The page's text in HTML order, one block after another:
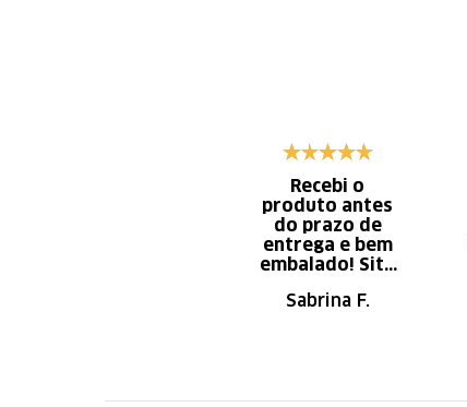
Recebi o
produto antes
do prazo de
entrega e bem
embalado! Site
navegação.
Sabrina F.